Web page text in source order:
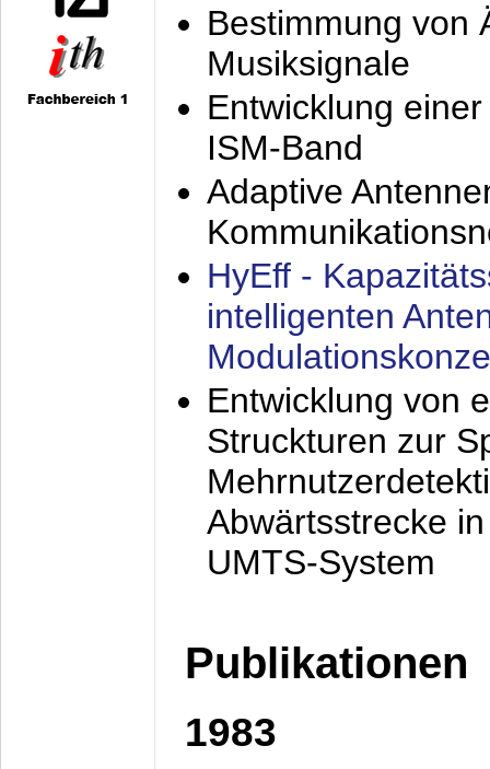
Bestimmung von
Musiksignale
Entwicklung
ISM-Band
Adaptive
HyEff -
intelligenten
Entwicklung von
Struckturen zur
Abwärtsstrecke
UMTS-System
Publikationen
1983